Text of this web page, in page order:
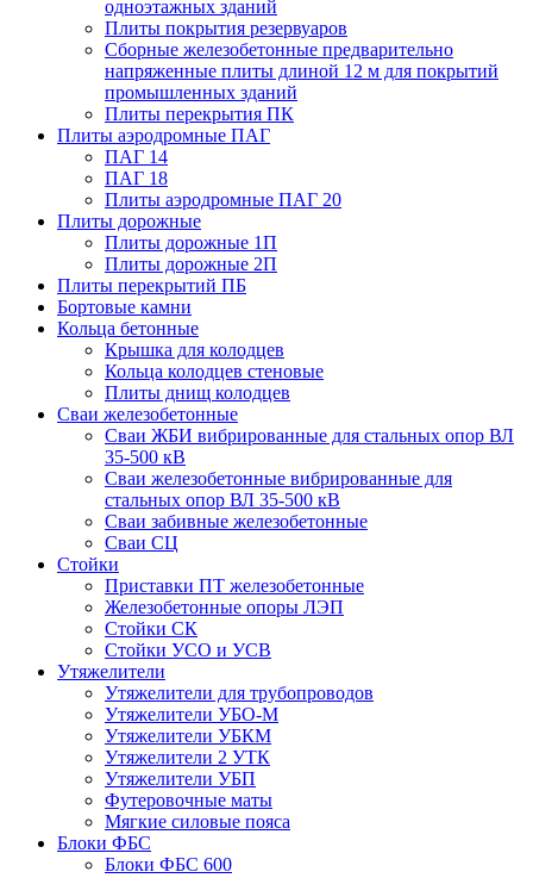
одноэтажных зданий
Плиты покрытия резервуаров
Сборные железобетонные предварительно
напряженные плиты длиной 12 м для покрытий
промышленных зданий
Плиты перекрытия ПК
Плиты аэродромные ПАГ
ПАГ 14
ПАГ 18
Плиты аэродромные ПАГ 20
Плиты дорожные
Плиты дорожные 1П
Плиты дорожные 2П
Плиты перекрытий ПБ
Бортовые камни
Кольца бетонные
Крышка для колодцев
Кольца колодцев стеновые
Плиты днищ колодцев
Сваи железобетонные
Сваи ЖБИ вибрированные для стальных опор ВЛ
35-500 кВ
Сваи железобетонные вибрированные для
стальных опор ВЛ 35-500 кВ
Сваи забивные железобетонные
Сваи СЦ
Стойки
Приставки ПТ железобетонные
Железобетонные опоры ЛЭП
Стойки СК
Стойки УСО и УСВ
Утяжелители
Утяжелители для трубопроводов
Утяжелители УБО-М
Утяжелители УБКМ
Утяжелители 2 УТК
Утяжелители УБП
Футеровочные маты
Мягкие силовые пояса
Блоки ФБС
Блоки ФБС 600